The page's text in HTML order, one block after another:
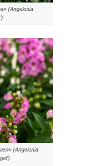
(Angelonia
(Angelonia